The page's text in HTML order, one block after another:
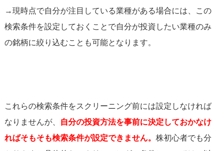
→現時点で自分が注目している業種がある場合には、この
検索条件を設定しておくことで自分が投資したい業種のみ
の銘柄に絞り込むことも可能となります。
これらの検索条件をスクリーニング前には設定しなければ
なりませんが、
自分の投資方法を事前に決定しておかなけ
ればそもそも検索条件が設定できません。 株初心者でも分